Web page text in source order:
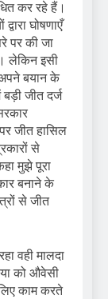
कर रहे हैं।
घोषणाएँ
पर की जा
लेकिन इसी
बयान के
बड़ी जीत दर्ज
जीत हासिल
से
मुझे पूरा
बनाने के
से जीत
वही मालदा
को औवेसी
काम करते